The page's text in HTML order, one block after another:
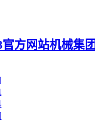
方网站机械集团